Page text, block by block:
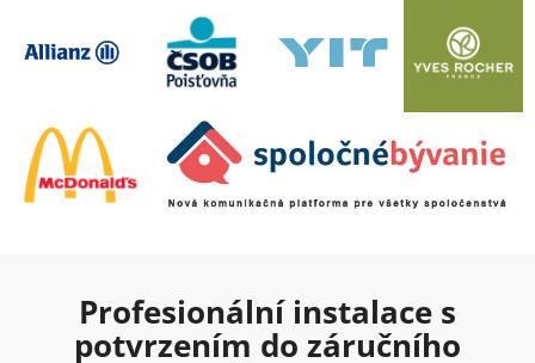
Profesionální instalace s
potvrzením do záručního